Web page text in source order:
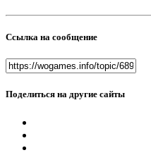
Ссылка на сообщение
Поделиться на другие сайты